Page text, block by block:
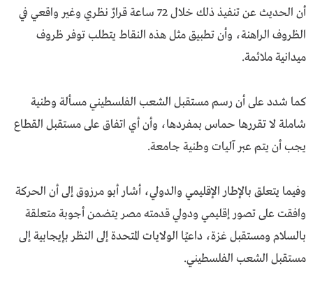
أن الحديث عن تنفيذ ذلك خلال 72 ساعة قرارٌ نظري وغير واقعي في
الظروف الراهنة، وأن تطبيق مثل هذه النقاط يتطلب توفر ظروف
ميدانية ملائمة.
كما شدد على أن رسم مستقبل الشعب الفلسطيني مسألة وطنية
شاملة لا تقررها حماس بمفردها، وأن أي اتفاق على مستقبل القطاع
يجب أن يتم عبر آليات وطنية جامعة.
وفيما يتعلق بالإطار الإقليمي والدولي، أشار أبو مرزوق إلى أن الحركة
وافقت على تصور إقليمي ودولي قدمته مصر يتضمن أجوبة متعلقة
بالسلام ومستقبل غزة، داعيًا الولايات المتحدة إلى النظر بإيجابية إلى
مستقبل الشعب الفلسطيني.